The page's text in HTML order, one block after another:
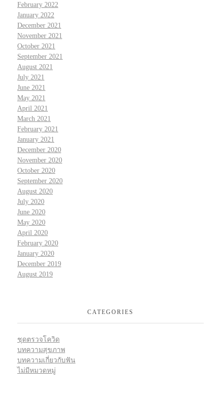
February 2022
January 2022
December 2021
November 2021
October 2021
September 2021
August 2021
July 2021
June 2021
May 2021
April 2021
March 2021
February 2021
January 2021
December 2020
November 2020
October 2020
September 2020
August 2020
July 2020
June 2020
May 2020
April 2020
February 2020
January 2020
December 2019
August 2019
CATEGORIES
ชุดตรวจโควิด
บทความสุขภาพ
บทความเกี่ยวกับฟัน
ไม่มีหมวดหมู่